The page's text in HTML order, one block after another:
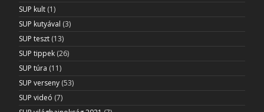
SUP kult (1)
SUP kutyával (3)
SUP teszt (13)
SUP tippek (26)
SUP túra (11)
SUP verseny (53)
SUP videó (7)